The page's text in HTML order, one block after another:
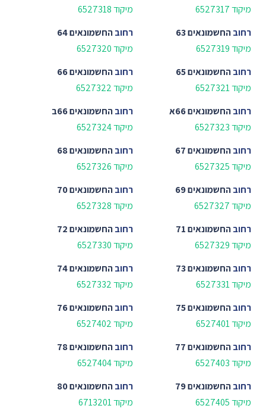
מיקוד 6527317
מיקוד 6527318
רחובהחשמונאים 63
מיקוד 6527319
רחובהחשמונאים 64
מיקוד 6527320
רחובהחשמונאים 65
מיקוד 6527321
רחובהחשמונאים 66
מיקוד 6527322
רחובהחשמונאים 66א
מיקוד 6527323
רחובהחשמונאים 66ב
מיקוד 6527324
רחובהחשמונאים 67
מיקוד 6527325
רחובהחשמונאים 68
מיקוד 6527326
רחובהחשמונאים 69
מיקוד 6527327
רחובהחשמונאים 70
מיקוד 6527328
רחובהחשמונאים 71
מיקוד 6527329
רחובהחשמונאים 72
מיקוד 6527330
רחובהחשמונאים 73
מיקוד 6527331
רחובהחשמונאים 74
מיקוד 6527332
רחובהחשמונאים 75
מיקוד 6527401
רחובהחשמונאים 76
מיקוד 6527402
רחובהחשמונאים 77
מיקוד 6527403
רחובהחשמונאים 78
מיקוד 6527404
רחובהחשמונאים 79
מיקוד 6527405
רחובהחשמונאים 80
מיקוד 6713201